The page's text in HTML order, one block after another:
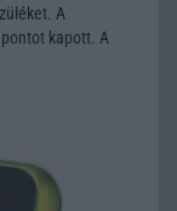
A
kapott. A